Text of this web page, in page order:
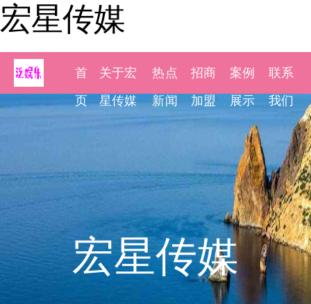
宏星传媒
首
页
关于宏
星传媒
热点
新闻
招商
加盟
案例
展示
联系
我们
宏星传媒